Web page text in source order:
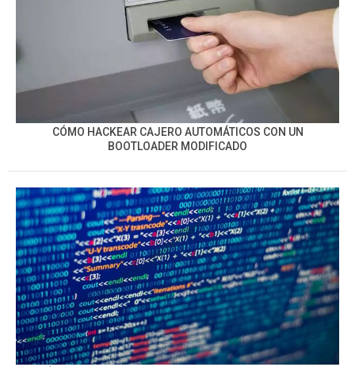
CÓMO HACKEAR CAJERO AUTOMÁTICOS CON UN
BOOTLOADER MODIFICADO